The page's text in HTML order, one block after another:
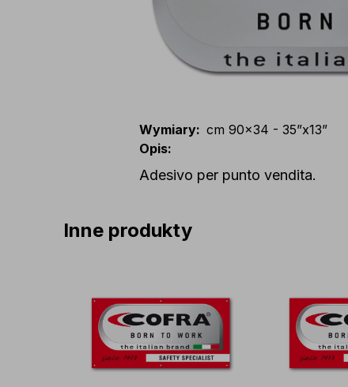
Wymiary: cm 90x34 - 35”x13”
Opis:
Adesivo per punto vendita.
Inne produkty